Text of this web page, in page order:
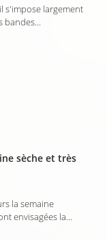
s'impose largement
bandes...
sèche et très
la semaine
envisagées la...